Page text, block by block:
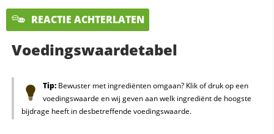
REACTIE ACHTERLATEN
Voedingswaardetabel
Tip:Bewuster met ingrediënten omgaan? Klik of druk op een
voedingswaarde en wij geven aan welk ingrediënt de hoogste
bijdrage heeft in desbetreffende voedingswaarde.